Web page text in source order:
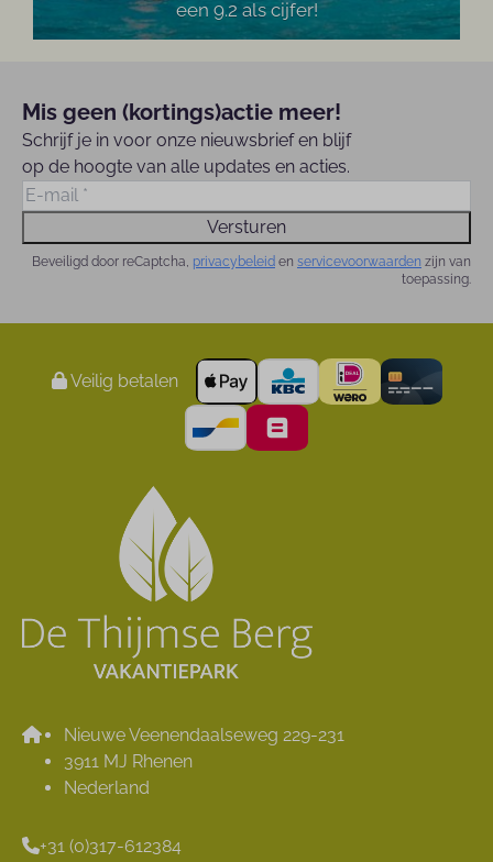
een 9.2 als cijfer!
Mis geen (kortings)actie meer!
Schrijf je in voor onze nieuwsbrief en blijf
op de hoogte van alle updates en acties.
Versturen
Beveiligd door reCaptcha, privacybeleid en servicevoorwaarden zijn van
toepassing.
Veilig betalen
Nieuwe Veenendaalseweg 229-231
3911 MJ Rhenen
Nederland
+31 (0)317-612384